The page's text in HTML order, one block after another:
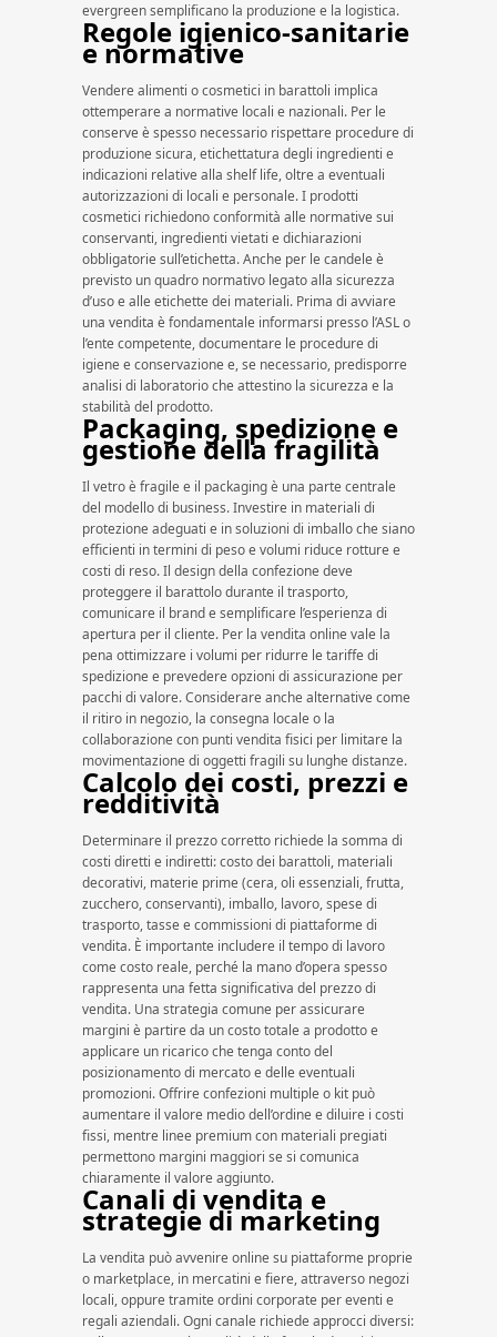
evergreen semplificano la produzione e la logistica.
Regole igienico-sanitarie
e normative
Vendere alimenti o cosmetici in barattoli implica
ottemperare a normative locali e nazionali. Per le
conserve è spesso necessario rispettare procedure di
produzione sicura, etichettatura degli ingredienti e
indicazioni relative alla shelf life, oltre a eventuali
autorizzazioni di locali e personale. I prodotti
cosmetici richiedono conformità alle normative sui
conservanti, ingredienti vietati e dichiarazioni
obbligatorie sull’etichetta. Anche per le candele è
previsto un quadro normativo legato alla sicurezza
d’uso e alle etichette dei materiali. Prima di avviare
una vendita è fondamentale informarsi presso l’ASL o
l’ente competente, documentare le procedure di
igiene e conservazione e, se necessario, predisporre
analisi di laboratorio che attestino la sicurezza e la
stabilità del prodotto.
Packaging, spedizione e
gestione della fragilità
Il vetro è fragile e il packaging è una parte centrale
del modello di business. Investire in materiali di
protezione adeguati e in soluzioni di imballo che siano
efficienti in termini di peso e volumi riduce rotture e
costi di reso. Il design della confezione deve
proteggere il barattolo durante il trasporto,
comunicare il brand e semplificare l’esperienza di
apertura per il cliente. Per la vendita online vale la
pena ottimizzare i volumi per ridurre le tariffe di
spedizione e prevedere opzioni di assicurazione per
pacchi di valore. Considerare anche alternative come
il ritiro in negozio, la consegna locale o la
collaborazione con punti vendita fisici per limitare la
movimentazione di oggetti fragili su lunghe distanze.
Calcolo dei costi, prezzi e
redditività
Determinare il prezzo corretto richiede la somma di
costi diretti e indiretti: costo dei barattoli, materiali
decorativi, materie prime (cera, oli essenziali, frutta,
zucchero, conservanti), imballo, lavoro, spese di
trasporto, tasse e commissioni di piattaforme di
vendita. È importante includere il tempo di lavoro
come costo reale, perché la mano d’opera spesso
rappresenta una fetta significativa del prezzo di
vendita. Una strategia comune per assicurare
margini è partire da un costo totale a prodotto e
applicare un ricarico che tenga conto del
posizionamento di mercato e delle eventuali
promozioni. Offrire confezioni multiple o kit può
aumentare il valore medio dell’ordine e diluire i costi
fissi, mentre linee premium con materiali pregiati
permettono margini maggiori se si comunica
chiaramente il valore aggiunto.
Canali di vendita e
strategie di marketing
La vendita può avvenire online su piattaforme proprie
o marketplace, in mercatini e fiere, attraverso negozi
locali, oppure tramite ordini corporate per eventi e
regali aziendali. Ogni canale richiede approcci diversi: